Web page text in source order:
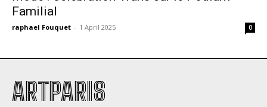
Familial
raphael Fouquet - 1 April 2025 0
ARTPARIS